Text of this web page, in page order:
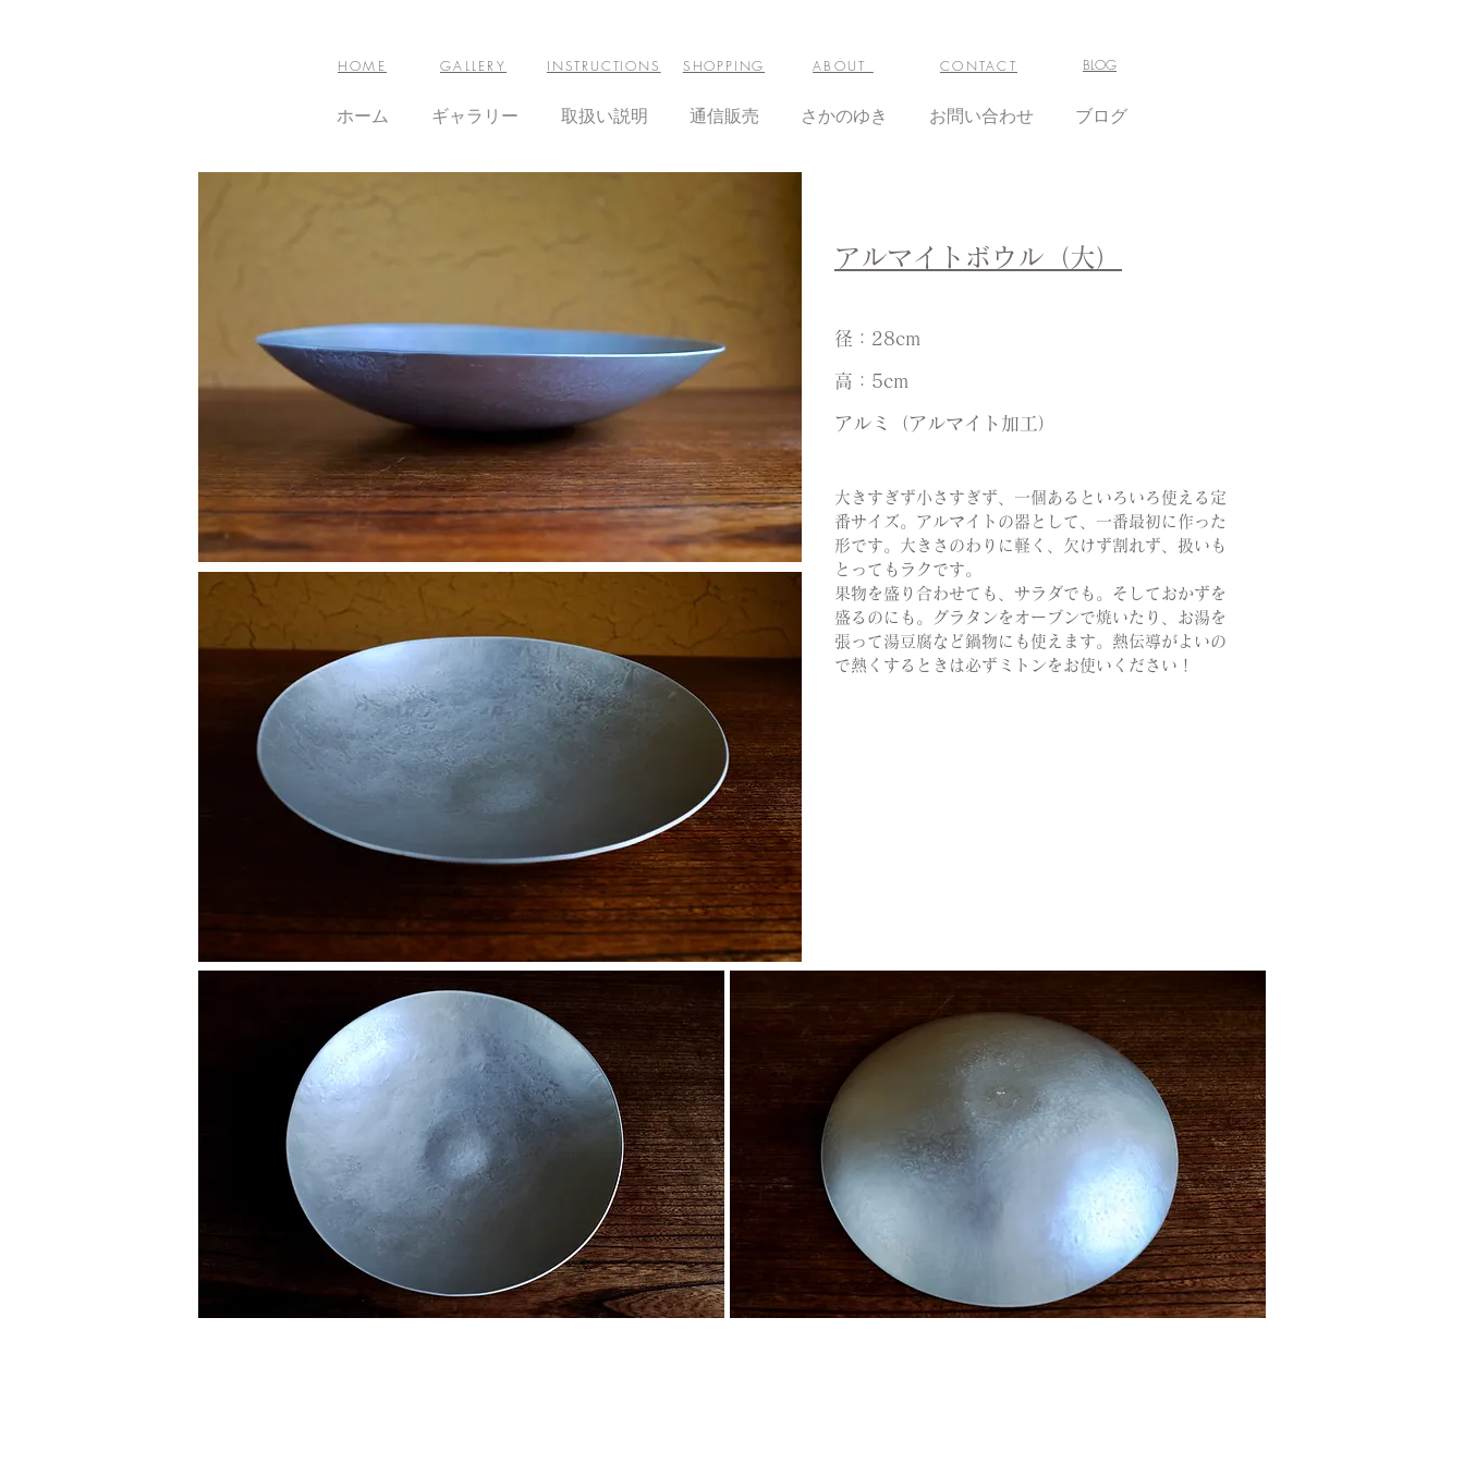
HOME GALLERY ABOUT CONTACT
SHOPPING
INSTRUCTIONS BLOG
ホーム ギャラリー 取扱い説明 通信販売 さかのゆき お問い合わせ ブログ
アルマイトボウル（大）
径：28cm
高：5cm
​アルミ（アルマイト加工）
大きすぎず小さすぎず、一個あるといろいろ使える定
番サイズ。アルマイトの器として、一番最初に作った
形です。大きさのわりに軽く、欠けず割れず、扱いも
とってもラクです。
果物を盛り合わせても、サラダでも。そしておかずを
盛るのにも。グラタンをオーブンで焼いたり、お湯を
張って湯豆腐など鍋物にも使えます。熱伝導がよいの
で熱くするときは必ずミトンをお使いください！